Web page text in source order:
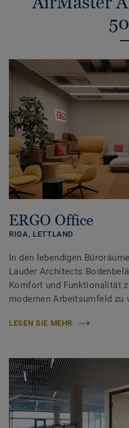
ERGO Office
RIGA, LETTLAND
In den lebendigen
Lauder Architects
Komfort und Funktionalität
modernen Arbeitsumfeld zu
LESEN SIE MEHR